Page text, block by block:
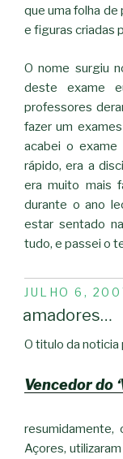
que uma folha de
e figuras criadas
O nome surgiu
deste exame
professores
fazer um
acabei o
rápido, era a
era muito mais
durante o ano
estar sentado
tudo, e passei o
PUBLICADO
EM
JULHO 6,
amadores…
O titulo da noticia
Vencedor do
Açores,